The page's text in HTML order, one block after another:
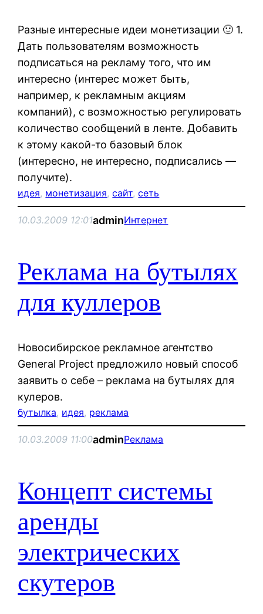
Разные интересные идеи монетизации 🙂 1.
Дать пользователям возможность
подписаться на рекламу того, что им
интересно (интерес может быть,
например, к рекламным акциям
компаний), с возможностью регулировать
количество сообщений в ленте. Добавить
к этому какой-то базовый блок
(интересно, не интересно, подписались —
получите).
идея, монетизация, сайт, сеть
10.03.2009 12:01adminИнтернет
Реклама на бутылях
для куллеров
Новосибирское рекламное агентство
General Project предложило новый способ
заявить о себе – реклама на бутылях для
кулеров.
бутылка, идея, реклама
10.03.2009 11:00adminРеклама
Концепт системы
аренды
электрических
скутеров